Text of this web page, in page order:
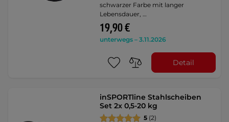
schwarzer Farbe mit langer
Lebensdauer, …
19,90 €
unterwegs – 3.11.2026
Detail
inSPORTline Stahlscheiben
Set 2x 0,5-20 kg
5 (2)